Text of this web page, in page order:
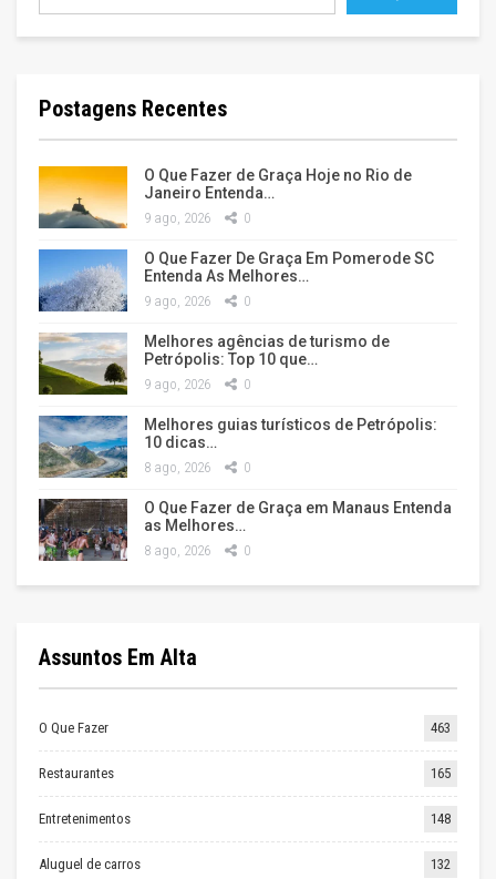
Postagens Recentes
O Que Fazer de Graça Hoje no Rio de
Janeiro Entenda…
9 ago, 2026 0
O Que Fazer De Graça Em Pomerode SC
Entenda As Melhores…
9 ago, 2026 0
Melhores agências de turismo de
Petrópolis: Top 10 que…
9 ago, 2026 0
Melhores guias turísticos de Petrópolis:
10 dicas…
8 ago, 2026 0
O Que Fazer de Graça em Manaus Entenda
as Melhores…
8 ago, 2026 0
Assuntos Em Alta
O Que Fazer 463
Restaurantes 165
Entretenimentos 148
Aluguel de carros 132